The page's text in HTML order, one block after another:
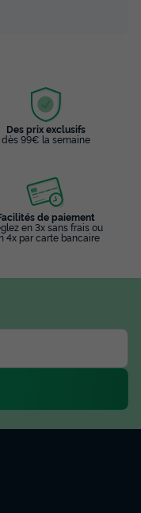
Premium
terrasse semi-
Animaux autorisés *
Riviera 32m² - 3
+ TV + Clim + LV 6
560 €
Des prix exclusifs
dès 99€ la semaine
de paiement
en 3x sans frais ou
4x par carte bancaire